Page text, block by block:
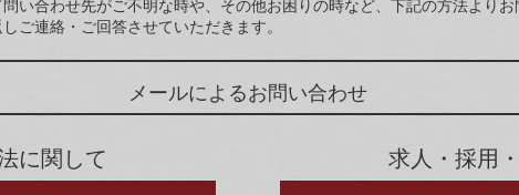
い合わせ先がご不明な時や、その他お困りの時など、下記の方法よりお
ご連絡・ご回答させていただきます。
メールによるお問い合わせ
に関して 求人・採用